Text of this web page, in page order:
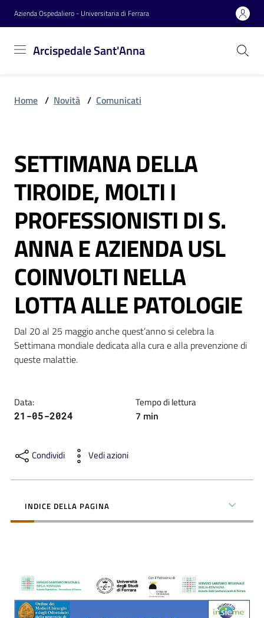
Vai al contenuto
Vai alla navigazione
Vai al footer
Azienda Ospedaliero - Universitaria di Ferrara
Arcispedale Sant'Anna
Sant'Anna
Azienda
Servizi
Reparti
Novità
C
a
r
a
d
e
S
r
z
r
Home / Novità / Comunicati
Salta al contenuto
SETTIMANA DELLA
TIROIDE, MOLTI I
PROFESSIONISTI DI S.
ANNA E AZIENDA USL
COINVOLTI NELLA
LOTTA ALLE PATOLOGIE
Dal 20 al 25 maggio anche quest’anno si celebra la
Settimana mondiale dedicata alla cura e alla prevenzione di
queste malattie.
Data:
21-05-2024
Tempo di lettura
7 min
Condividi Vedi azioni
INDICE DELLA PAGINA